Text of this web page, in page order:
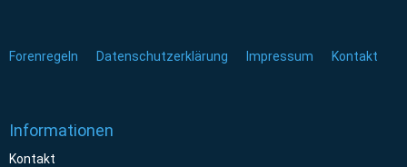
Forenregeln Datenschutzerklärung Impressum Kontakt
Informationen
Kontakt